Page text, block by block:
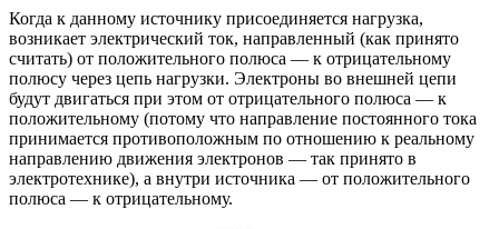
Когда к данному источнику присоединяется нагрузка,
возникает электрический ток, направленный (как принято
считать) от положительного полюса — к отрицательному
полюсу через цепь нагрузки. Электроны во внешней цепи
будут двигаться при этом от отрицательного полюса — к
положительному (потому что направление постоянного тока
принимается противоположным по отношению к реальному
направлению движения электронов — так принято в
электротехнике), а внутри источника — от положительного
полюса — к отрицательному.